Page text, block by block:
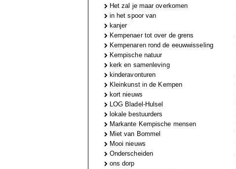
Het zal je maar overkomen
in het spoor van
kanjer
Kempenaer tot over de grens
Kempenaren rond de eeuwwisseling
Kempische natuur
kerk en samenleving
kinderavonturen
Kleinkunst in de Kempen
kort nieuws
LOG Bladel-Hulsel
lokale bestuurders
Markante Kempische mensen
Miet van Bommel
Mooi nieuws
Onderscheiden
ons dorp